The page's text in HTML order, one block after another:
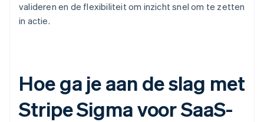
valideren en de flexibiliteit om inzicht snel om te zetten
in actie.
Hoe ga je aan de slag met
Stripe Sigma voor SaaS-